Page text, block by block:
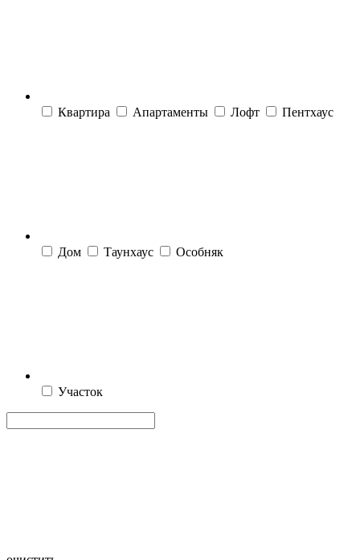
Квартира Апартаменты Лофт Пентхаус
Дом Таунхаус Особняк
Участок